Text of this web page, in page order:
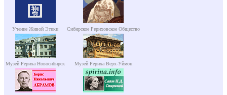
Учение Живой Этики Сибирское Рериховское Общество
Музей Рериха Новосибирск Музей Рериха Верх-Уймон